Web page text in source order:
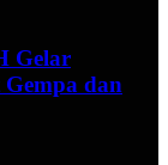
Gelar
dan